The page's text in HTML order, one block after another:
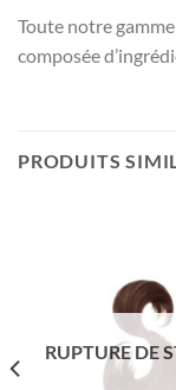
Toute notre
composée
PRODUITS
RUPTURE DE